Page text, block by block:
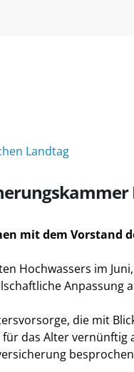
Landtag
mit dem Vorstand
Hochwassers im
Anpassung
die mit
das Alter